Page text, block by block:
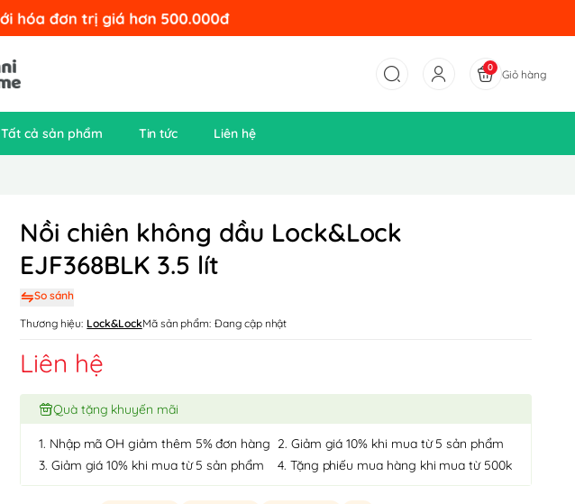
0
Giỏ hàng
Tất cả sản phẩm Tin tức Liên hệ
Nồi chiên không dầu Lock&Lock
EJF368BLK 3.5 lít
So sánh
Thương hiệu: Lock&LockMã sản phẩm: Đang cập nhật
Liên hệ
Quà tặng khuyến mãi
1. Nhập mã OH giảm thêm 5% đơn hàng 2. Giảm giá 10% khi mua từ 5 sản phẩm
3. Giảm giá 10% khi mua từ 5 sản phẩm
4. Tặng phiếu mua hàng khi mua từ 500k